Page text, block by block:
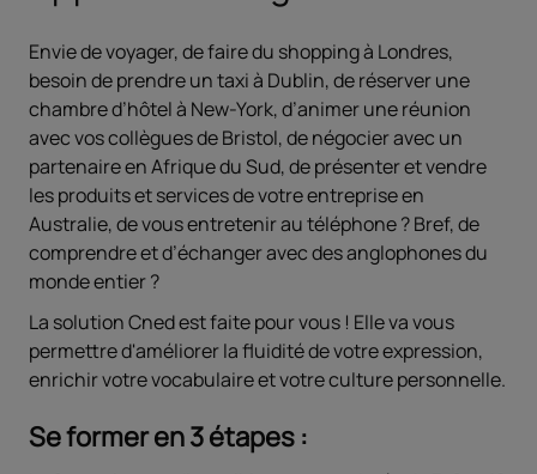
Envie de voyager, de faire du shopping à Londres,
besoin de prendre un taxi à Dublin, de réserver une
chambre d’hôtel à New-York, d’animer une réunion
avec vos collègues de Bristol, de négocier avec un
partenaire en Afrique du Sud, de présenter et vendre
les produits et services de votre entreprise en
Australie, de vous entretenir au téléphone ? Bref, de
comprendre et d’échanger avec des anglophones du
monde entier ?
La solution Cned est faite pour vous ! Elle va vous
permettre d'améliorer la fluidité de votre expression,
enrichir votre vocabulaire et votre culture personnelle.
Se former en 3 étapes :